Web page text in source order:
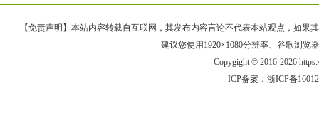
【免责声明】本站内容转载自互联网，其发布内容言论不代表本站观点，如果
建议您使用1920×1080分辨率、谷歌浏览
Copygight © 2016-2026
ICP备案： 浙ICP备